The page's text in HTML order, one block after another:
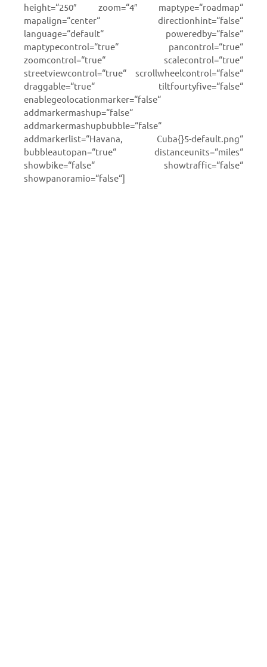
height=“250″ zoom=“4″ maptype=“roadmap“
mapalign=“center“ directionhint=“false“
language=“default“ poweredby=“false“
maptypecontrol=“true“ pancontrol=“true“
zoomcontrol=“true“ scalecontrol=“true“
streetviewcontrol=“true“ scrollwheelcontrol=“false“
draggable=“true“ tiltfourtyfive=“false“
enablegeolocationmarker=“false“
addmarkermashup=“false“
addmarkermashupbubble=“false“
addmarkerlist=“Havana, Cuba{}5-default.png“
bubbleautopan=“true“ distanceunits=“miles“
showbike=“false“ showtraffic=“false“
showpanoramio=“false“]